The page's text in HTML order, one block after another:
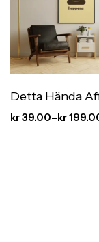
Detta Hända
kr39.00–kr